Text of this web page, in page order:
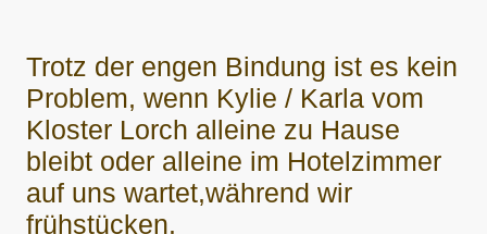
Trotz der engen Bindung ist es kein
Problem, wenn Kylie / Karla vom
Kloster Lorch alleine zu Hause
bleibt oder alleine im Hotelzimmer
auf uns wartet,während wir
frühstücken.